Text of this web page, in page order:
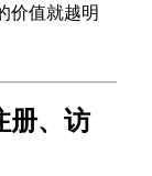
价值就越明
册、访